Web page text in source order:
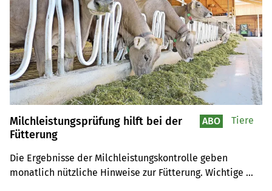
Milchleistungsprüfung hilft bei der
Fütterung
Die Ergebnisse der Milchleistungskontrolle geben
monatlich nützliche Hinweise zur Fütterung. Wichtige
ABO Tiere